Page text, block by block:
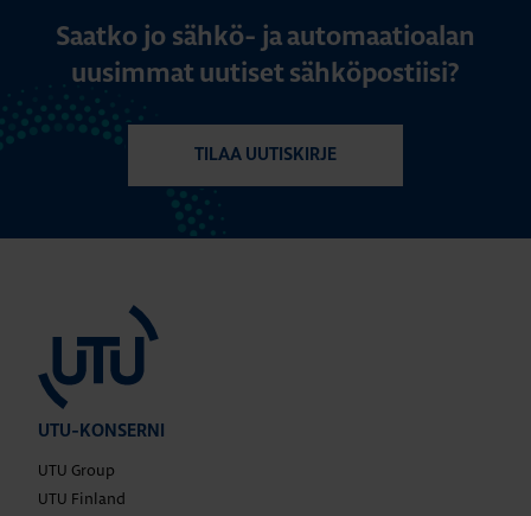
Saatko jo sähkö- ja automaatioalan
uusimmat uutiset sähköpostiisi?
TILAA UUTISKIRJE
UTU-KONSERNI
UTU Group
UTU Finland